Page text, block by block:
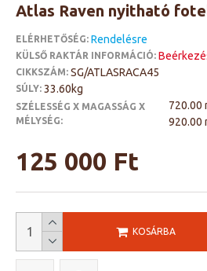
Atlas Raven nyitható
ELÉRHETŐSÉG: Rendelésre
KÜLSŐ RAKTÁR INFORMÁCIÓ:
CIKKSZÁM: SG/ATLASRACA45
SÚLY: 33.60kg
SZÉLESSÉG X MAGASSÁG X
MÉLYSÉG:
720.00
920.00
125 000 Ft
KOSÁRBA